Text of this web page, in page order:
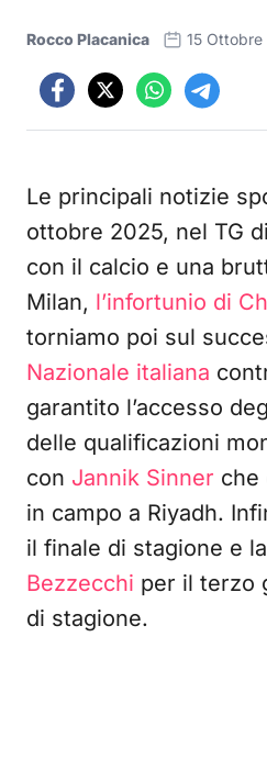
Rocco Placanica 15
Le principali notizie
ottobre 2025, nel TG
con il calcio e una
Milan, l’infortunio di
torniamo poi sul
Nazionale italiana
garantito l’accesso
delle qualificazioni
con Jannik Sinner che
in campo a Riyadh.
il finale di stagione e
Bezzecchi per il terzo
di stagione.